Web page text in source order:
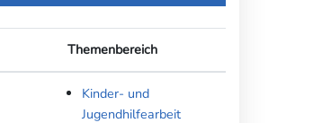
Themenbereich
Kinder- und
Jugendhilfearbeit